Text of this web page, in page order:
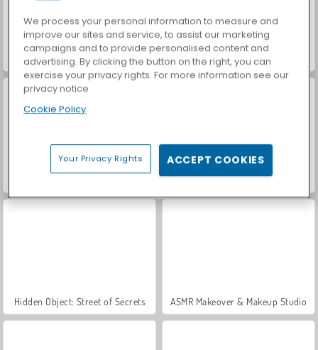
Let's Fish! VegaMix Da Vinci Puzzles
Car Parking City Duel
Hidden Object: Street of Secrets ASMR Makeover & Makeup Studio
We process your personal information to measure and
improve our sites and service, to assist our marketing
campaigns and to provide personalised content and
advertising. By clicking the button on the right, you can
exercise your privacy rights. For more information see our
privacy notice
Cookie Policy
Your Privacy Rights ACCEPT COOKIES